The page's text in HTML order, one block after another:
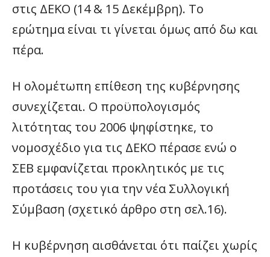
στις ΔΕΚΟ (14 & 15 Δεκέμβρη). Το
ερώτημα είναι τι γίνεται όμως από δω και
πέρα.
Η ολομέτωπη επίθεση της κυβέρνησης
συνεχίζεται. Ο προϋπολογισμός
λιτότητας του 2006 ψηφίστηκε, το
νομοσχέδιο για τις ΔΕΚΟ πέρασε ενώ ο
ΣΕΒ εμφανίζεται προκλητικός με τις
προτάσεις του για την νέα Συλλογική
Σύμβαση (σχετικό άρθρο στη σελ.16).
Η κυβέρνηση αισθάνεται ότι παίζει χωρίς